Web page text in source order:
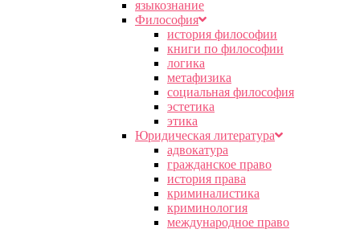
языкознание
Философия
история философии
книги по философии
логика
метафизика
социальная философия
эстетика
этика
Юридическая литература
адвокатура
гражданское право
история права
криминалистика
криминология
международное право